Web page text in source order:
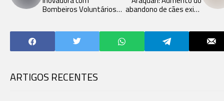
Bombeiros Voluntários
'Cidadão do Futuro'"
abandono de cães exige
ARTIGOS RECENTES